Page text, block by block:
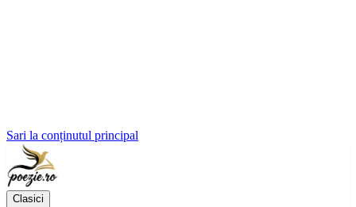
Sari la conținutul principal
Clasici